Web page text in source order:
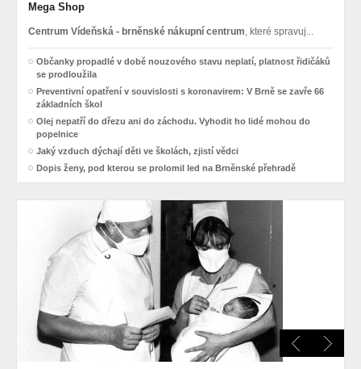
Mega Shop
Centrum Vídeňská - brněnské nákupní centrum, které spravuj...
Občanky propadlé v době nouzového stavu neplatí, platnost řidičáků
se prodloužila
Preventivní opatření v souvislosti s koronavirem: V Brně se zavře 66
základních škol
Olej nepatří do dřezu ani do záchodu. Vyhodit ho lidé mohou do
popelnice
Jaký vzduch dýchají děti ve školách, zjistí vědci
Dopis ženy, pod kterou se prolomil led na Brněnské přehradě